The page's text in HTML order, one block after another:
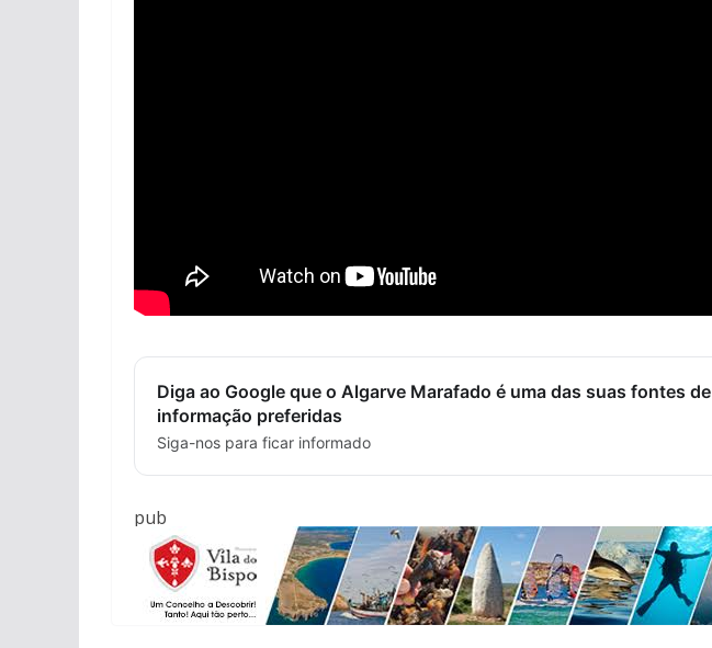
Diga ao Google que o Algarve Marafado é uma das suas fontes de
informação preferidas
Siga-nos para ficar informado
pub